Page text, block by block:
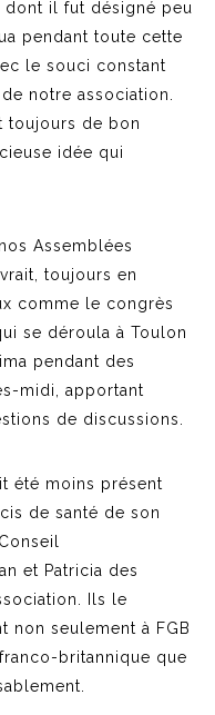
dont il fut désigné peu
pendant toute cette
le souci constant
notre association.
toujours de bon
idée qui
Assemblées
toujours en
comme le congrès
se déroula à Toulon
pendant des
midi, apportant
de discussions.
été moins présent
de santé de son
et Patricia des
Ils le
non seulement à FGB
britannique que